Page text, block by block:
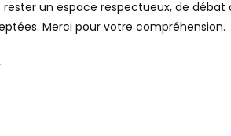
un espace respectueux, de
Merci pour votre compréhension.